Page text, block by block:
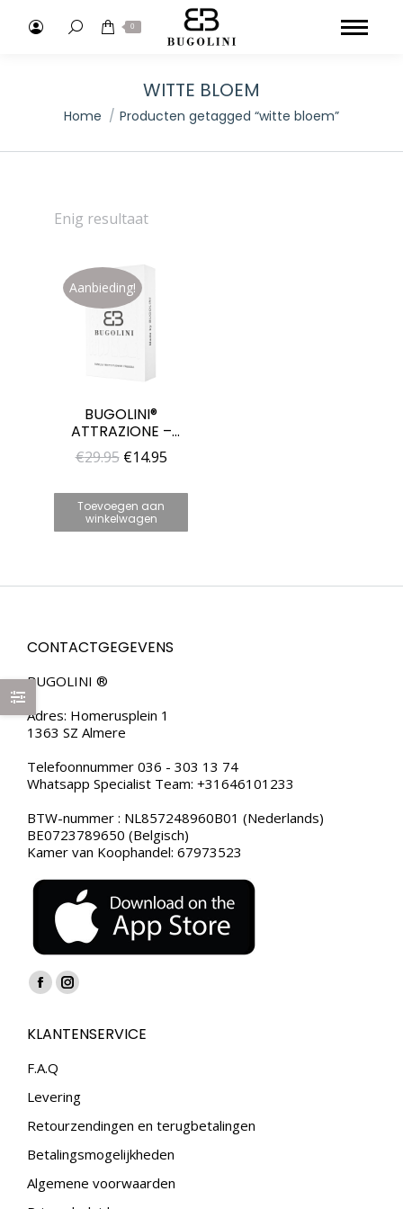
Search: 0
WITTE BLOEM
Je bent hier:
Home Producten getagged “witte bloem”
Enig resultaat
Aanbieding!
BUGOLINI®
ATTRAZIONE –
SOLIDE PARFUM
VOOR VROUWEN –
VOOR HAAR
€29.95 Oorspronkelijke
was:
€29.95.
€14.95Huidige
€14.95.
Toevoegen aan
winkelwagen
CONTACTGEGEVENS
BUGOLINI ®
Adres: Homerusplein 1
1363 SZ Almere
Telefoonnummer 036 - 303 13 74
Whatsapp Specialist Team: +31646101233
BTW-nummer : NL857248960B01 (Nederlands)
BE0723789650 (Belgisch)
Kamer van Koophandel: 67973523
Vind ons op:
Facebook
opens
in
window
Instagram
opens
window
KLANTENSERVICE
F.A.Q
Levering
Retourzendingen en terugbetalingen
Betalingsmogelijkheden
Algemene voorwaarden